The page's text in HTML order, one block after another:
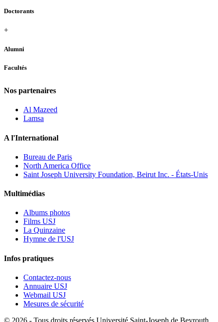
Doctorants
+
Alumni
Facultés
Nos partenaires
Al Mazeed
Lamsa
A l'International
Bureau de Paris
North America Office
Saint Joseph University Foundation, Beirut Inc. - États-Unis
Multimédias
Albums photos
Films USJ
La Quinzaine
Hymne de l'USJ
Infos pratiques
Contactez-nous
Annuaire USJ
Webmail USJ
Mesures de sécurité
© 2026 - Tous droits réservés Université Saint-Joseph de Beyrouth